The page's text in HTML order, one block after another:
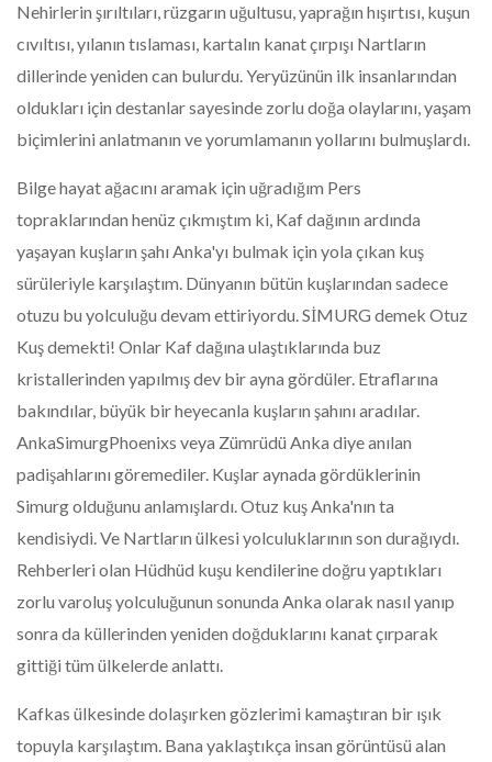
Nehirlerin şırıltıları, rüzgarın uğultusu, yaprağın hışırtısı, kuşun
cıvıltısı, yılanın tıslaması, kartalın kanat çırpışı Nartların
dillerinde yeniden can bulurdu. Yeryüzünün ilk insanlarından
oldukları için destanlar sayesinde zorlu doğa olaylarını, yaşam
biçimlerini anlatmanın ve yorumlamanın yollarını bulmuşlardı.
Bilge hayat ağacını aramak için uğradığım Pers
topraklarından henüz çıkmıştım ki, Kaf dağının ardında
yaşayan kuşların şahı Anka'yı bulmak için yola çıkan kuş
sürüleriyle karşılaştım. Dünyanın bütün kuşlarından sadece
otuzu bu yolculuğu devam ettiriyordu. SİMURG demek Otuz
Kuş demekti! Onlar Kaf dağına ulaştıklarında buz
kristallerinden yapılmış dev bir ayna gördüler. Etraflarına
bakındılar, büyük bir heyecanla kuşların şahını aradılar.
AnkaSimurgPhoenixs veya Zümrüdü Anka diye anılan
padişahlarını göremediler. Kuşlar aynada gördüklerinin
Simurg olduğunu anlamışlardı. Otuz kuş Anka'nın ta
kendisiydi. Ve Nartların ülkesi yolculuklarının son durağıydı.
Rehberleri olan Hüdhüd kuşu kendilerine doğru yaptıkları
zorlu varoluş yolculuğunun sonunda Anka olarak nasıl yanıp
sonra da küllerinden yeniden doğduklarını kanat çırparak
gittiği tüm ülkelerde anlattı.
Kafkas ülkesinde dolaşırken gözlerimi kamaştıran bir ışık
topuyla karşılaştım. Bana yaklaştıkça insan görüntüsü alan